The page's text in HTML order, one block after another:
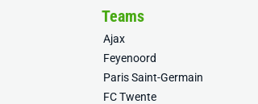
Teams
Ajax
Feyenoord
Paris Saint-Germain
FC Twente